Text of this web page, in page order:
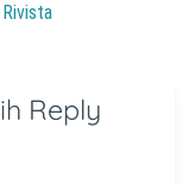
Reply